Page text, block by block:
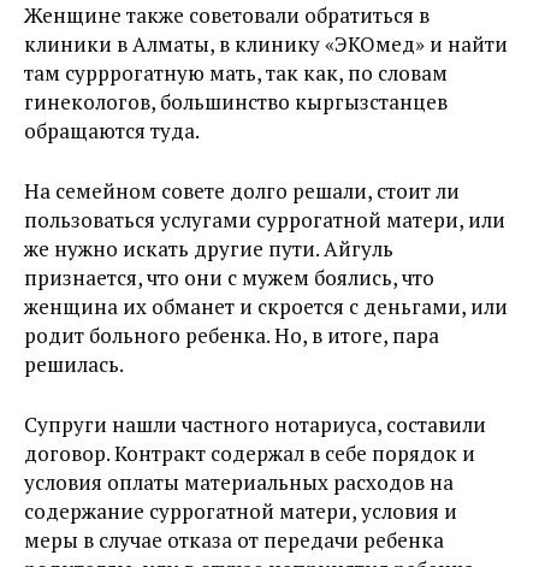
Женщине также советовали обратиться в
клиники в Алматы, в клинику «ЭКОмед» и найти
там сурррогатную мать, так как, по словам
гинекологов, большинство кыргызстанцев
обращаются туда.
На семейном совете долго решали, стоит ли
пользоваться услугами суррогатной матери, или
же нужно искать другие пути. Айгуль
признается, что они с мужем боялись, что
женщина их обманет и скроется с деньгами, или
родит больного ребенка. Но, в итоге, пара
решилась.
Супруги нашли частного нотариуса, составили
договор. Контракт содержал в себе порядок и
условия оплаты материальных расходов на
содержание суррогатной матери, условия и
меры в случае отказа от передачи ребенка